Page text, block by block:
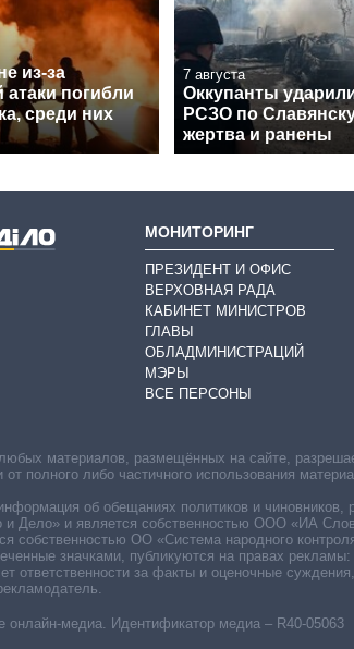
из-за
атаки погибли
среди них
7 августа
Оккупанты
РСЗО по
жертва и ранены
МОНИТОРИНГ
ПРЕЗИДЕНТ И ОФИС
ВЕРХОВНАЯ РАДА
КАБИНЕТ МИНИСТРОВ
ГЛАВЫ
ОБЛАДМИНИСТРАЦИЙ
МЭРЫ
ВСЕ ПЕРСОНЫ
онлайн-медиа. Идентификатор медиа – R40-05063
материалов, размещённых на сайте,
от полного либо частичного использования
об обещаниях политиков и
Дело» и является собственностью ООО «ИА
собственностью ОО «Система народного
значками, публикуются на правах
ответственности за факты и оценочные